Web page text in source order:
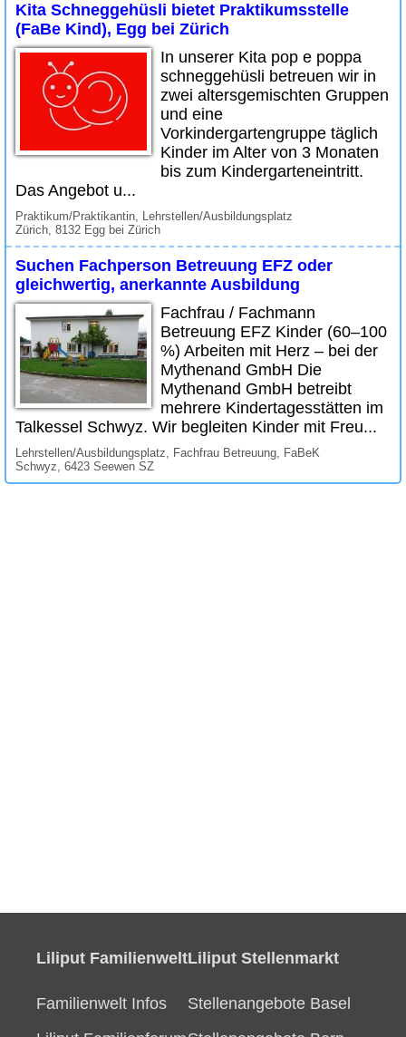
Kita Schneggehüsli bietet Praktikumsstelle
(FaBe Kind), Egg bei Zürich
In unserer Kita pop e poppa
schneggehüsli betreuen wir in
zwei altersgemischten Gruppen
und eine
Vorkindergartengruppe täglich
Kinder im Alter von 3 Monaten
bis zum Kindergarteneintritt.
Das Angebot u...
Praktikum/Praktikantin, Lehrstellen/Ausbildungsplatz
Zürich, 8132 Egg bei Zürich
Suchen Fachperson Betreuung EFZ oder
gleichwertig, anerkannte Ausbildung
Fachfrau / Fachmann
Betreuung EFZ Kinder (60–100
%) Arbeiten mit Herz – bei der
Mythenand GmbH Die
Mythenand GmbH betreibt
mehrere Kindertagesstätten im
Talkessel Schwyz. Wir begleiten Kinder mit Freu...
Lehrstellen/Ausbildungsplatz, Fachfrau Betreuung, FaBeK
Schwyz, 6423 Seewen SZ
Liliput Familienwelt
Familienwelt Infos
Liliput Stellenmarkt
Stellenangebote Basel